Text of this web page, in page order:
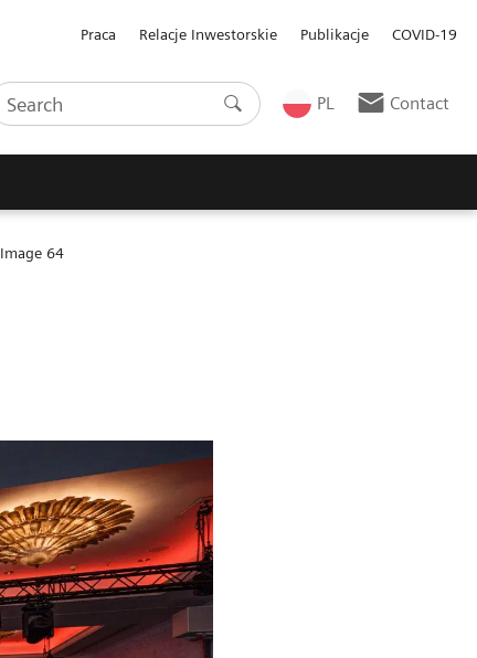
Praca Relacje Inwestorskie Publikacje COVID-19
PL Contact
Image 64